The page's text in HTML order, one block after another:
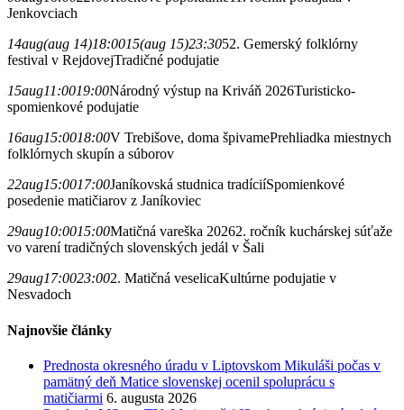
Jenkovciach
14aug(aug 14)18:0015(aug 15)23:3052. Gemerský folklórny
festival v RejdovejTradičné podujatie
15aug11:0019:00Národný výstup na Kriváň 2026Turisticko-
spomienkové podujatie
16aug15:0018:00V Trebišove, doma špivamePrehliadka miestnych
folklórnych skupín a súborov
22aug15:0017:00Janíkovská studnica tradíciíSpomienkové
posedenie matičiarov z Janíkoviec
29aug10:0015:00Matičná vareška 20262. ročník kuchárskej súťaže
vo varení tradičných slovenských jedál v Šali
29aug17:0023:002. Matičná veselicaKultúrne podujatie v
Nesvadoch
Najnovšie články
Prednosta okresného úradu v Liptovskom Mikuláši počas v
pamätný deň Matice slovenskej ocenil spoluprácu s
matičiarmi 6. augusta 2026